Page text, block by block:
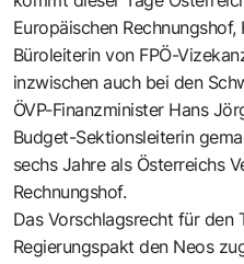
Europäischen
Büroleiterin von FPÖ-
inzwischen auch bei den
ÖVP-Finanzminister Hans
Budget-Sektionsleiterin
sechs Jahre als Österreichs
Rechnungshof.
Das Vorschlagsrecht für den
Regierungspakt den Neos